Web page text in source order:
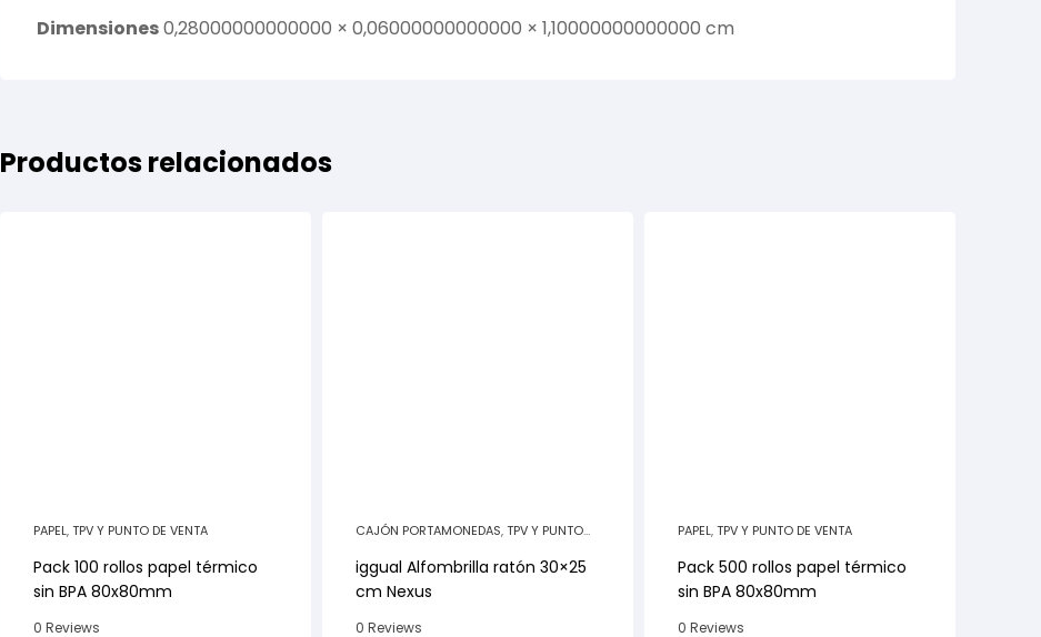
Dimensiones0,28000000000000 × 0,06000000000000 × 1,10000000000000 cm
Productos relacionados
PAPEL,TPV Y PUNTO DE VENTA
Pack 100 rollos papel térmico
sin BPA 80x80mm
0 Reviews
CAJÓN PORTAMONEDAS,TPV Y PUNTO
iggual Alfombrilla ratón 30×25
cm Nexus
0 Reviews
PAPEL,TPV Y PUNTO DE VENTA
Pack 500 rollos papel térmico
sin BPA 80x80mm
0 Reviews